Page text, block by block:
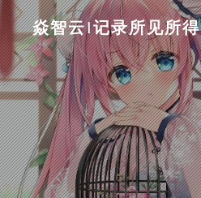
焱智云|记录所见所得